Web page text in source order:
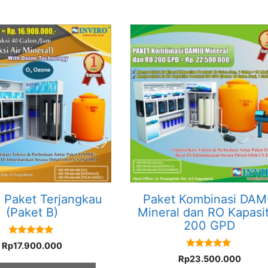
Paket Terjangkau
(Paket B)
5.00
out of 5
Rp17.900.000
Paket Kombinasi
Mineral dan RO
200 GPD
5.00
out of 5
Rp23.500.000